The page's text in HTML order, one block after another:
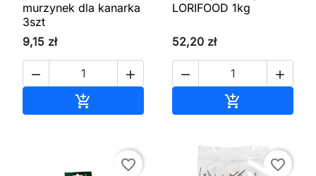
murzynek dla kanarka
3szt
9,15 zł
 

LORIFOOD 1kg
52,20 zł
 

favorite_border favorite_border